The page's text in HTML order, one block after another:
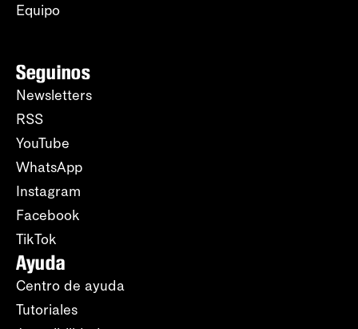
Equipo
Seguinos
Newsletters
RSS
YouTube
WhatsApp
Instagram
Facebook
TikTok
Ayuda
Centro de ayuda
Tutoriales